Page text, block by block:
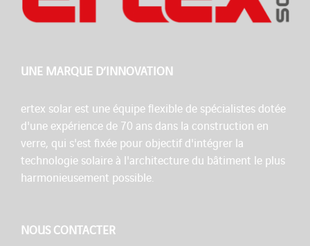
UNE MARQUE D’INNOVATION
ertex solar est une équipe flexible de spécialistes dotée
d'une expérience de 70 ans dans la construction en
verre, qui s'est fixée pour objectif d'intégrer la
technologie solaire à l'architecture du bâtiment le plus
harmonieusement possible.
NOUS CONTACTER